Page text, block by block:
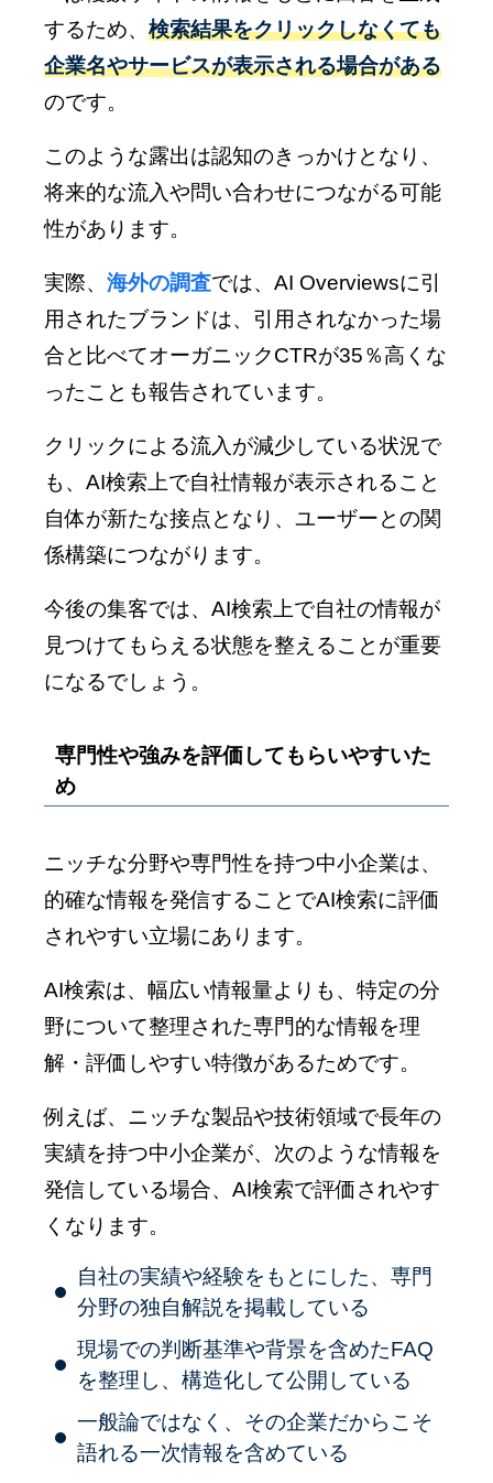
するため、 検索結果をクリックしなくても
企業名やサービスが表示される場合がある
のです。
このような露出は認知のきっかけとなり、
将来的な流入や問い合わせにつながる可能
性があります。
実際、 海外の調査では、AI Overviewsに引
用されたブランドは、引用されなかった場
合と比べてオーガニックCTRが35％高くな
ったことも報告されています。
クリックによる流入が減少している状況で
も、AI検索上で自社情報が表示されること
自体が新たな接点となり、ユーザーとの関
係構築につながります。
今後の集客では、AI検索上で自社の情報が
見つけてもらえる状態を整えることが重要
になるでしょう。
専門性や強みを評価してもらいやすいた
め
ニッチな分野や専門性を持つ中小企業は、
的確な情報を発信することでAI検索に評価
されやすい立場にあります。
AI検索は、幅広い情報量よりも、特定の分
野について整理された専門的な情報を理
解・評価しやすい特徴があるためです。
例えば、ニッチな製品や技術領域で長年の
実績を持つ中小企業が、次のような情報を
発信している場合、AI検索で評価されやす
くなります。
自社の実績や経験をもとにした、専門
分野の独自解説を掲載している
現場での判断基準や背景を含めたFAQ
を整理し、構造化して公開している
一般論ではなく、その企業だからこそ
語れる一次情報を含めている